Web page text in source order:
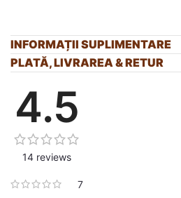
INFORMAȚII SUPLIMENTARE
PLATĂ, LIVRAREA & RETUR
4.5
14 reviews
7